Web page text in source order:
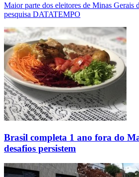
Maior parte dos eleitores de Minas Gerais
pesquisa DATATEMPO
Brasil completa 1 ano fora do
desafios persistem